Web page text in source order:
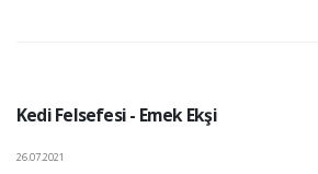
Kedi Felsefesi - Emek Ekşi
26.07.2021